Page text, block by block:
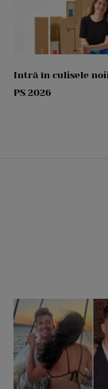
Intră în culisele
PS 2026